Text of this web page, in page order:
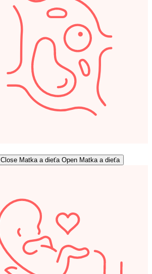
Close Matka a dieťa Open Matka a dieťa